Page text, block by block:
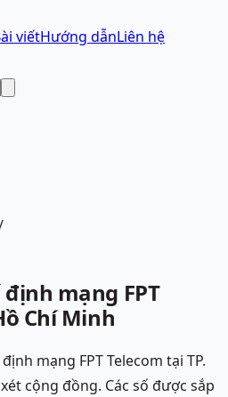
viếtHướng dẫnLiên hệ
mạng FPT
Chí Minh
mạng FPT Telecom tại TP.
cộng đồng. Các số được sắp